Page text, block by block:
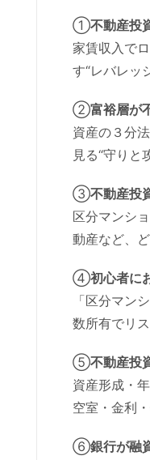
①不動産投
家賃収入で
す“レバレッ
②富裕層が
資産の３分
見る“守りと
③不動産投
区分マンシ
動産など、
④初心者に
「区分マン
数所有でリ
⑤不動産投
資産形成・
空室・金利
⑥銀行が融